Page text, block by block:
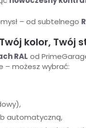
– od subtelnego
kolor, Twój
RAL od
– możesz wybrać:
automatyczną,